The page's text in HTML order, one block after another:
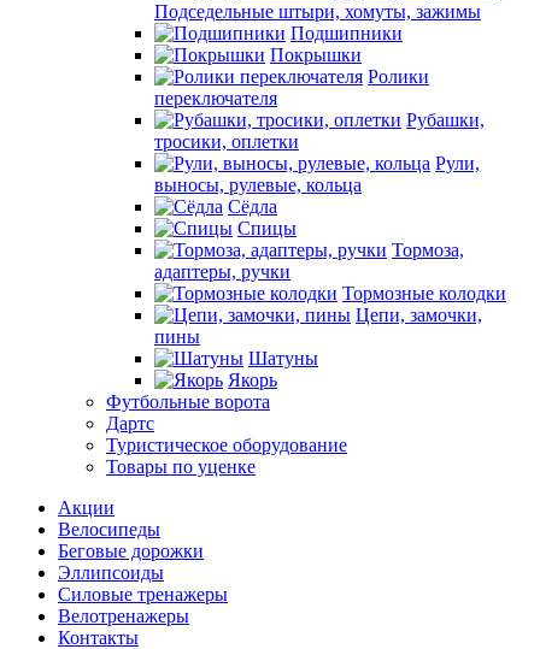
Подседельные штыри, хомуты, зажимы
Подшипники
Покрышки
Ролики
переключателя
Рубашки,
тросики, оплетки
Рули,
выносы, рулевые, кольца
Сёдла
Спицы
Тормоза,
адаптеры, ручки
Тормозные колодки
Цепи, замочки,
пины
Шатуны
Якорь
Футбольные ворота
Дартс
Туристическое оборудование
Товары по уценке
Акции
Велосипеды
Беговые дорожки
Эллипсоиды
Силовые тренажеры
Велотренажеры
Контакты